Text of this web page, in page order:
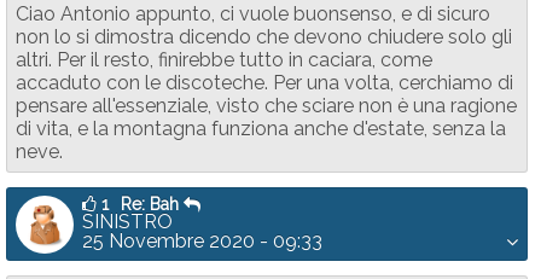
Ciao Antonio appunto, ci vuole buonsenso, e di sicuro
non lo si dimostra dicendo che devono chiudere solo gli
altri. Per il resto, finirebbe tutto in caciara, come
accaduto con le discoteche. Per una volta, cerchiamo di
pensare all'essenziale, visto che sciare non è una ragione
di vita, e la montagna funziona anche d'estate, senza la
neve.
1 Re: Bah
SINISTRO
25 Novembre 2020 - 09:33